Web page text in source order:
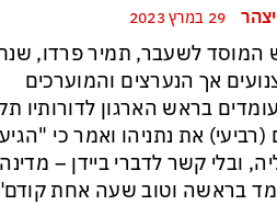
המוסד לשעבר, תמיר פרדו,
אך הנערצים והמוערכים
בראש הארגון לדורותיו
(רביעי) את נתניהו ואמר כי
ובלי קשר לדברי ביידן –
בראשה וטוב שעה אחת